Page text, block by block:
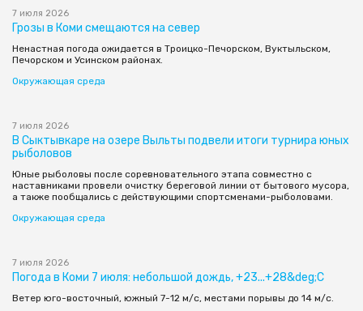
7 июля 2026
Грозы в Коми смещаются на север
Ненастная погода ожидается в Троицко-Печорском, Вуктыльском,
Печорском и Усинском районах.
Окружающая среда
7 июля 2026
В Сыктывкаре на озере Выльты подвели итоги турнира юных
рыболовов
Юные рыболовы после соревновательного этапа совместно с
наставниками провели очистку береговой линии от бытового мусора,
а также пообщались с действующими спортсменами-рыболовами.
Окружающая среда
7 июля 2026
Погода в Коми 7 июля: небольшой дождь, +23...+28&deg;С
Ветер юго-восточный, южный 7-12 м/с, местами порывы до 14 м/с.